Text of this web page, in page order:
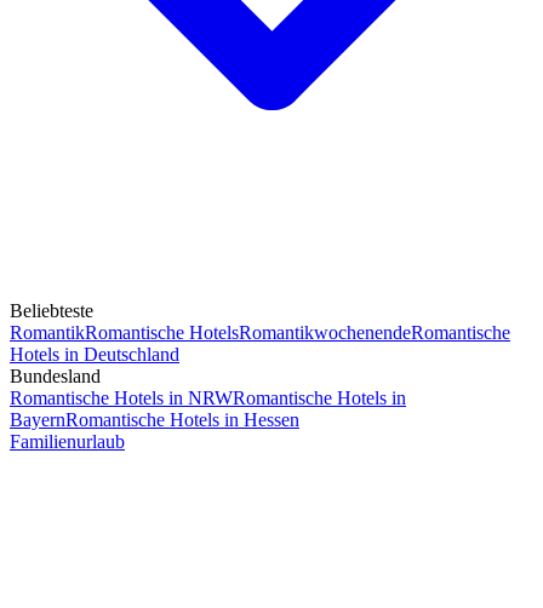
Beliebteste
RomantikRomantische HotelsRomantikwochenendeRomantische
Hotels in Deutschland
Bundesland
Romantische Hotels in NRWRomantische Hotels in
BayernRomantische Hotels in Hessen
Familienurlaub